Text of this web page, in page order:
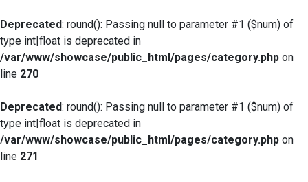
Deprecated: round(): Passing null to parameter #1 ($num) of
type int|float is deprecated in
/var/www/showcase/public_html/pages/category.php on
line 270
Deprecated: round(): Passing null to parameter #1 ($num) of
type int|float is deprecated in
/var/www/showcase/public_html/pages/category.php on
line 271